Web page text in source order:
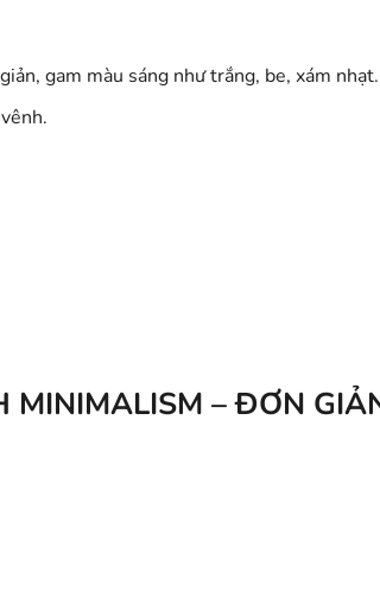
gam màu sáng như trắng, be, xám nhạt.
MINIMALISM – ĐƠN